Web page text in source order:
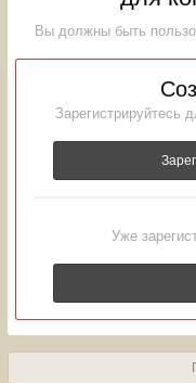
Вы должны быть
Зарегистрируйтесь
Уже